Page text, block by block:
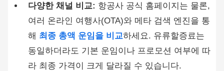
다양한 채널 비교: 항공사 공식 홈페이지는 물론,
여러 온라인 여행사(OTA)와 메타 검색 엔진을 통
해 최종 총액 운임을 비교하세요. 유류할증료는
동일하더라도 기본 운임이나 프로모션 여부에 따
라 최종 가격이 크게 달라질 수 있습니다.